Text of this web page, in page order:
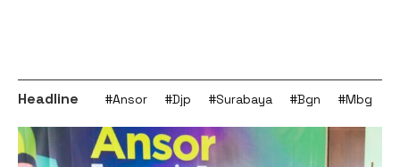
Headline #Ansor #Djp #Surabaya #Bgn #Mbg